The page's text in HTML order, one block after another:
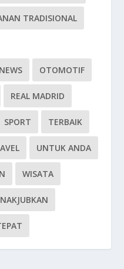
TRADISIONAL
NEWS OTOMOTIF
REAL MADRID
SPORT TERBAIK
UNTUK ANDA
WISATA